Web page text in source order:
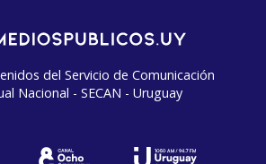
del Servicio de Comunicación
Nacional - SECAN - Uruguay